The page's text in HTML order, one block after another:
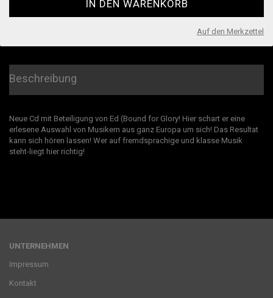
Auf den Merkzettel
Beschreibung
Neue Cd mit Beteiligung von Ed (Bound for Glory! Hier schart er eine
erlesene Auswahl von Musikern aus ganz Europa um sich! Das Resultat
kann sich hören lassen! Wer auf fremdsprachige und klasse Musik
steht-liegt hier richtig!
UNTERNEHMEN
Impressum
Kontakt